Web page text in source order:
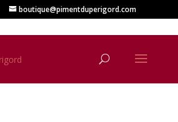
boutique@pimentduperigord.com